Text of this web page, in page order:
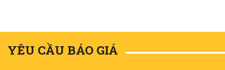
YÊU CẦU BÁO GIÁ